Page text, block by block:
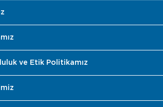
ve Etik Politikamız